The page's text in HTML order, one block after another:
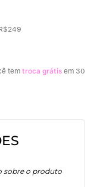
tem troca grátis em 30
sobre o produto